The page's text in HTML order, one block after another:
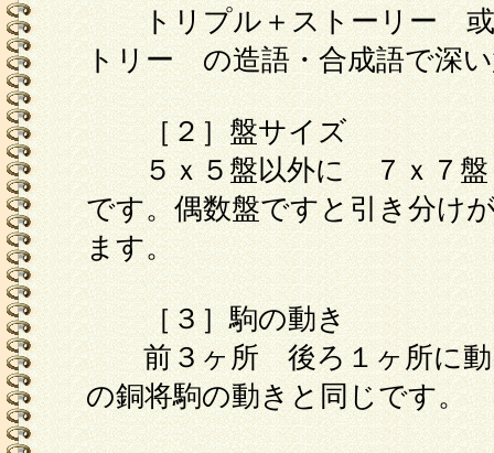
トリプル＋ストーリー 或
トリー の造語・合成語で深
［２］盤サイズ
５ｘ５盤以外に ７ｘ７盤
です。偶数盤ですと引き分け
ます。
［３］駒の動き
前３ヶ所 後ろ１ヶ所に動
の銅将駒の動きと同じです。